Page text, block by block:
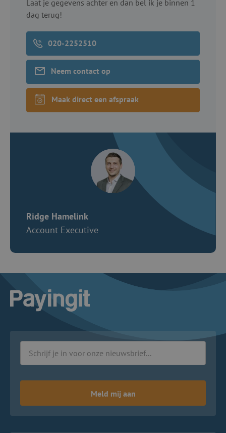
Laat je gegevens achter en dan bel ik je binnen 1
dag terug!
020-2252510
Neem contact op
Maak direct een afspraak
Ridge Hamelink
Account Executive
Logo Payingit
Meld mij aan